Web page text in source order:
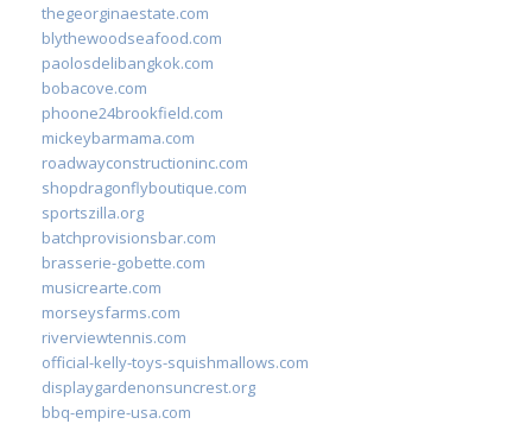
thegeorginaestate.com
blythewoodseafood.com
paolosdelibangkok.com
bobacove.com
phoone24brookfield.com
mickeybarmama.com
roadwayconstructioninc.com
shopdragonflyboutique.com
sportszilla.org
batchprovisionsbar.com
brasserie-gobette.com
musicrearte.com
morseysfarms.com
riverviewtennis.com
official-kelly-toys-squishmallows.com
displaygardenonsuncrest.org
bbq-empire-usa.com